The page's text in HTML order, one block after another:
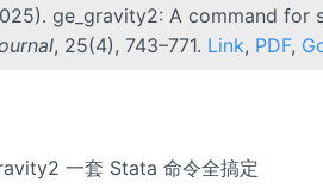
ge_gravity2: A command for
, 25(4), 743–771. Link, PDF,
一套 Stata 命令全搞定